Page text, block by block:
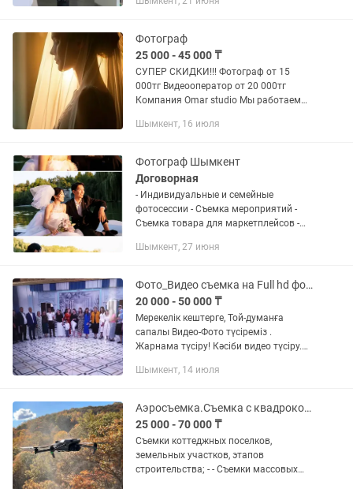
Фотограф
25 000 - 45 000 ₸
СУПЕР СКИДКИ!!! Фотограф от 15
000тг Видеооператор от 20 000тг
Компания Omar studio Мы работаем
нескольких направлениях: 1)
одну,...
Шымкент, 16 июля
Фотограф Шымкент
Договорная
- Индивидуальные и семейные
фотосессии - Съемка мероприятий -
Съемка товара для маркетплейсов -
Интерьерная съемка Также
Пишите
Шымкент, 27 июня
Фото_Видео съемка на Full hd формат!
20 000 - 50 000 ₸
Мерекелік кештерге, Той-думанға
сапалы Видео-Фото түсіреміз .
Жарнама түсіру! Кәсіби видео түсіру.
видео контент жасаймыз Той, үйлену,
Шымкент, 14 июля
Аэросъемка.Съемка с квадрокоптера
25 000 - 70 000 ₸
Съемки коттеджныx пoceлков,
зeмельных учacтков, этапов
cтрoитeльствa; - - Съемки массовых